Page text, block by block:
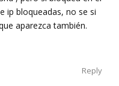
ip bloqueadas, no se si
aparezca también.
Reply